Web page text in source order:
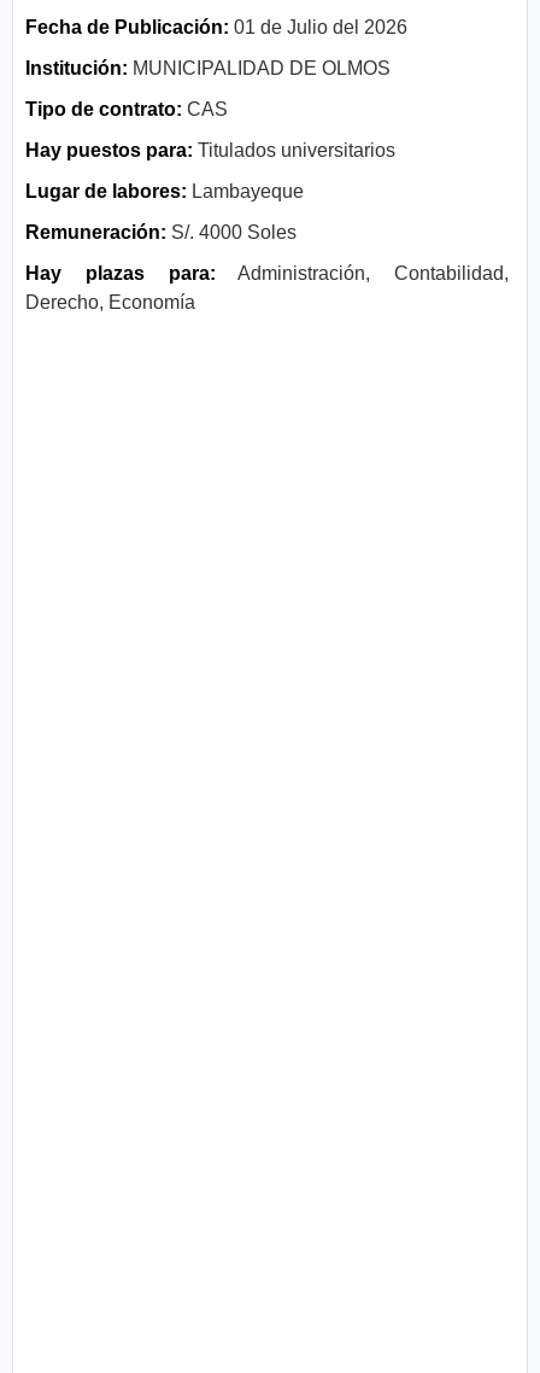
Fecha de Publicación: 01 de Julio del 2026
Institución: MUNICIPALIDAD DE OLMOS
Tipo de contrato: CAS
Hay puestos para: Titulados universitarios
Lugar de labores: Lambayeque
Remuneración: S/. 4000 Soles
Hay plazas para: Administración, Contabilidad,
Derecho, Economía